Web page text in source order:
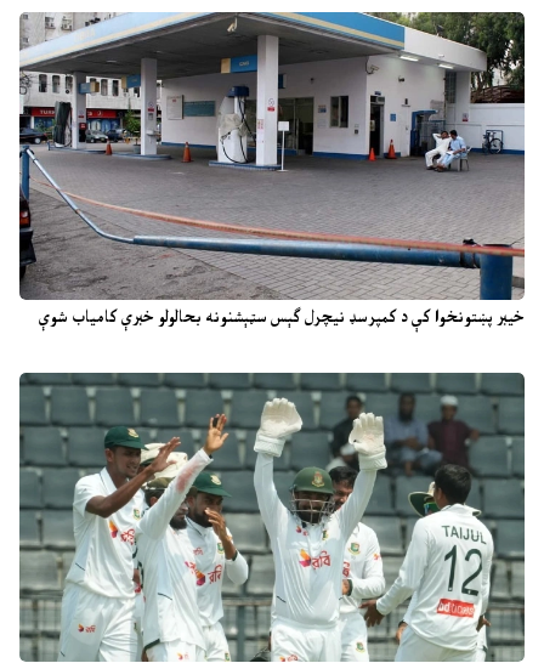
خیبر پښتونخوا کې د کمپرسډ نیچرل ګېس سټېشنونه بحالولو خبرې کامیاب شوې